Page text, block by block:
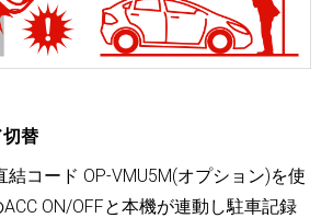
替
コード OP-VMU5M(オプション)を使
ON/OFFと本機が連動し駐車記録